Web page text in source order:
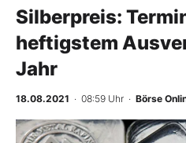
Anlageprodukte
Finanz-Check
BO-Musterdepots
Silberpreis:
heftigstem
Jahr
18.08.2021 · 08:59 Uhr · Börse